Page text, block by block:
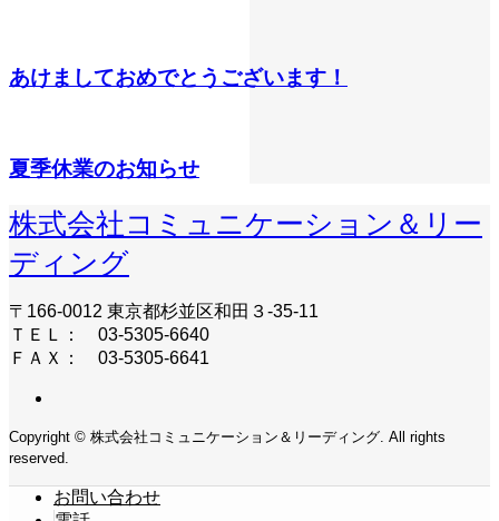
あけましておめでとうございます！
夏季休業のお知らせ
株式会社コミュニケーション＆リー
ディング
〒166-0012 東京都杉並区和田３-35-11
ＴＥＬ： 03-5305-6640
ＦＡＸ： 03-5305-6641
Copyright © 株式会社コミュニケーション＆リーディング. All rights
reserved.
お問い合わせ